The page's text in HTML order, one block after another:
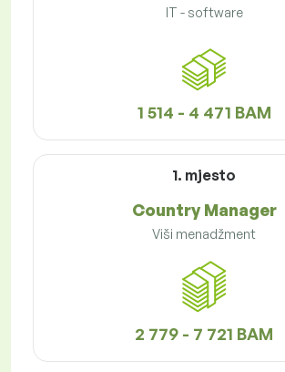
IT - software
1 514 - 4 471 BAM
1. mjesto
Country Manager
Viši menadžment
2 779 - 7 721 BAM